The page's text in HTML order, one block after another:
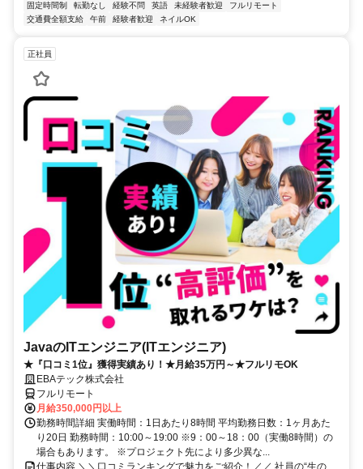
固定時間制
転勤なし 経験不問 英語 未経験者歓迎
フルリモート
交通費全額支給
午前 経験者歓迎 ネイルOK
正社員
JavaのITエンジニア(ITエンジニア)
★『口コミ1位』獲得実績あり！★月給35万円～★フルリモOK
EBAテック株式会社
フルリモート
月給350,000円以上
勤務時間詳細 実働時間：1日あたり8時間 平均勤務日数：1ヶ月あた
り20日 勤務時間：10:00～19:00 ※9：00～18：00（実働8時間）の
場合もあります。 ※プロジェクト先により多少異な...
仕事内容 ＼＼口コミランキングで魅力をご紹介！／／ 社員の“生の